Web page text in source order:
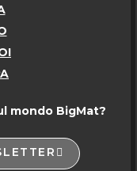
mondo BigMat?